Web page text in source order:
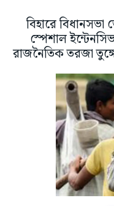
বিহারে বিধানসভা
স্পেশাল
রাজনৈতিক তরজা